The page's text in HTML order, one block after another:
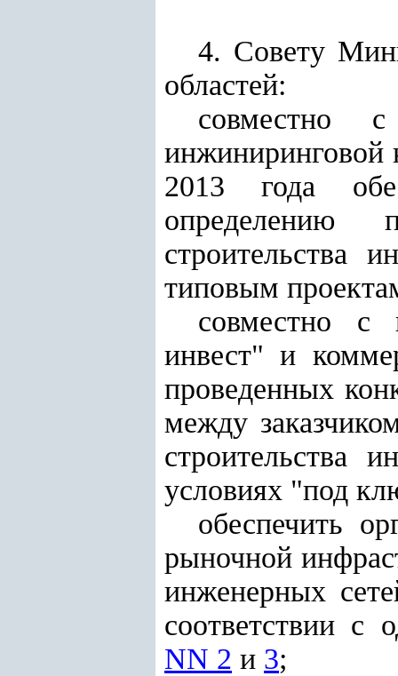
4. Совету
областей:
совместно с
инжиниринговой
2013 года
определению
строительства
типовым
совместно с
инвест" и
проведенных
между
строительства
условиях "под
обеспечить
рыночной
инженерных
соответствии с
NN 2 и 3;